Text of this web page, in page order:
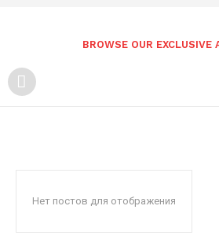
BROWSE OUR EXCLUSIVE
Нет постов для отображения